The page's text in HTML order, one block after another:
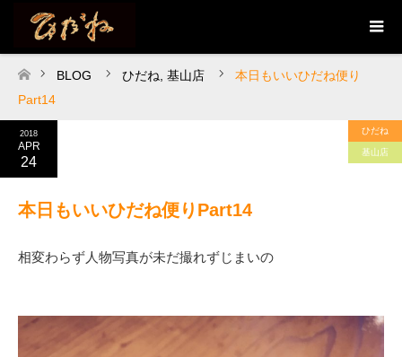
ホーム
BLOG ひだね 基山店
本日もいいひだね便り
Part14
2018
APR
24
ひだね
基山店
本日もいいひだね便りPart14
相変わらず人物写真が未だ撮れずじまいの